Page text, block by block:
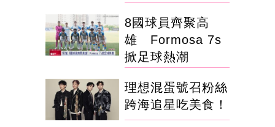
8國球員齊聚高
雄 Formosa 7s
掀足球熱潮
理想混蛋號召粉絲
跨海追星吃美食！